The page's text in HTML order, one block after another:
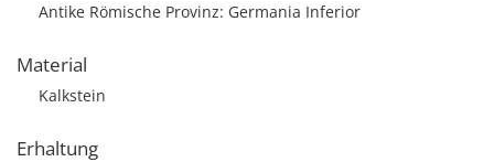
Antike Römische Provinz: Germania Inferior
Material
Kalkstein
Erhaltung